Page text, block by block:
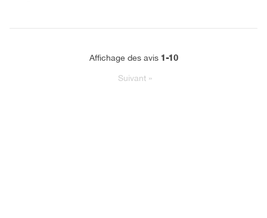
Affichage des avis 1-10
Suivant »